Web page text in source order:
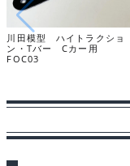
川田模型 ハイトラクショ
ン・Tバー Cカー用
FOC03